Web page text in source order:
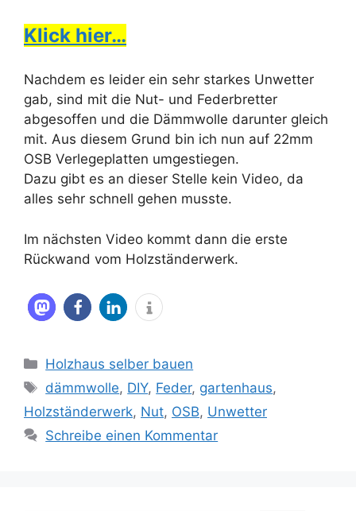
Klick hier…
Nachdem es leider ein sehr starkes Unwetter
gab, sind mit die Nut- und Federbretter
abgesoffen und die Dämmwolle darunter gleich
mit. Aus diesem Grund bin ich nun auf 22mm
OSB Verlegeplatten umgestiegen.
Dazu gibt es an dieser Stelle kein Video, da
alles sehr schnell gehen musste.
Im nächsten Video kommt dann die erste
Rückwand vom Holzständerwerk.
Kategorien
Holzhaus selber bauen
Schlagwörter
dämmwolle, DIY, Feder, gartenhaus,
Holzständerwerk, Nut, OSB, Unwetter
Schreibe einen Kommentar